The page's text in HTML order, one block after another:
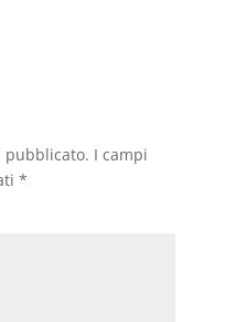
pubblicato. I campi
*